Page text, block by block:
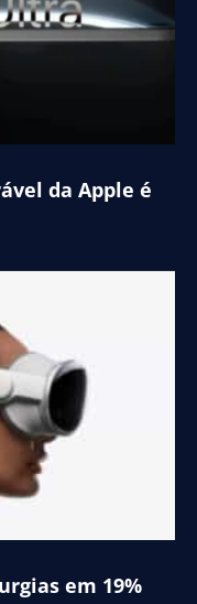
da Apple é
em 19%